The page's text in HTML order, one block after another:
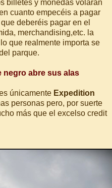
billetes y monedas volarán
cuanto empecéis a pagar
deberéis pagar en el
merchandising,etc. la
que realmente importa se
parque.
negro abre sus alas
únicamente Expedition
personas pero, por suerte
más que el excelso credit